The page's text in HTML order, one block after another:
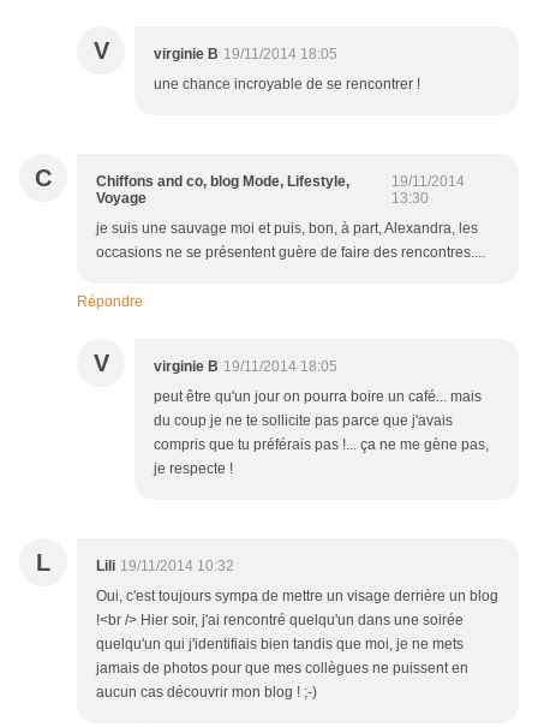
V virginie B 19/11/2014 18:05
une chance incroyable de se rencontrer !
C
Chiffons and co, blog Mode, Lifestyle,
Voyage
19/11/2014
13:30
je suis une sauvage moi et puis, bon, à part, Alexandra, les
occasions ne se présentent guère de faire des rencontres....
Répondre
V virginie B 19/11/2014 18:05
peut être qu'un jour on pourra boire un café... mais
du coup je ne te sollicite pas parce que j'avais
compris que tu préférais pas !... ça ne me gène pas,
je respecte !
L Lili 19/11/2014 10:32
Oui, c'est toujours sympa de mettre un visage derrière un blog
!<br /> Hier soir, j'ai rencontré quelqu'un dans une soirée
quelqu'un qui j'identifiais bien tandis que moi, je ne mets
jamais de photos pour que mes collègues ne puissent en
aucun cas découvrir mon blog ! ;-)